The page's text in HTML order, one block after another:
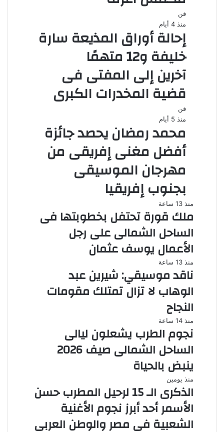
فن
منذ 4 أيام
إحالة أوراق المذيعة سارة
خليفة و12 متهمًا
آخرين إلى المفتى فى
قضية المخدرات الكبرى
فن
منذ 5 أيام
محمد رمضان يحصد جائزة
أفضل مغنى إفريقى من
مهرجان الموسيقى
بجنوب إفريقيا
منذ 13 ساعة
ملك قورة تحتفل بخطوبتها فى
الساحل الشمالى على رجل
الأعمال يوسف عثمان
منذ 13 ساعة
ناقد موسيقي: شيرين عبد
الوهاب لا تزال تمتلك مقومات
النجاح
منذ 14 ساعة
نجوم الطرب يشعلون ليالى
الساحل الشمالى صيف 2026
ينبض بالحياة
منذ يومين
الذكرى الـ 15 لرحيل المطرب حسن
الأسمر أحد أبرز نجوم الأغنية
الشعبية فى مصر والوطن العربى